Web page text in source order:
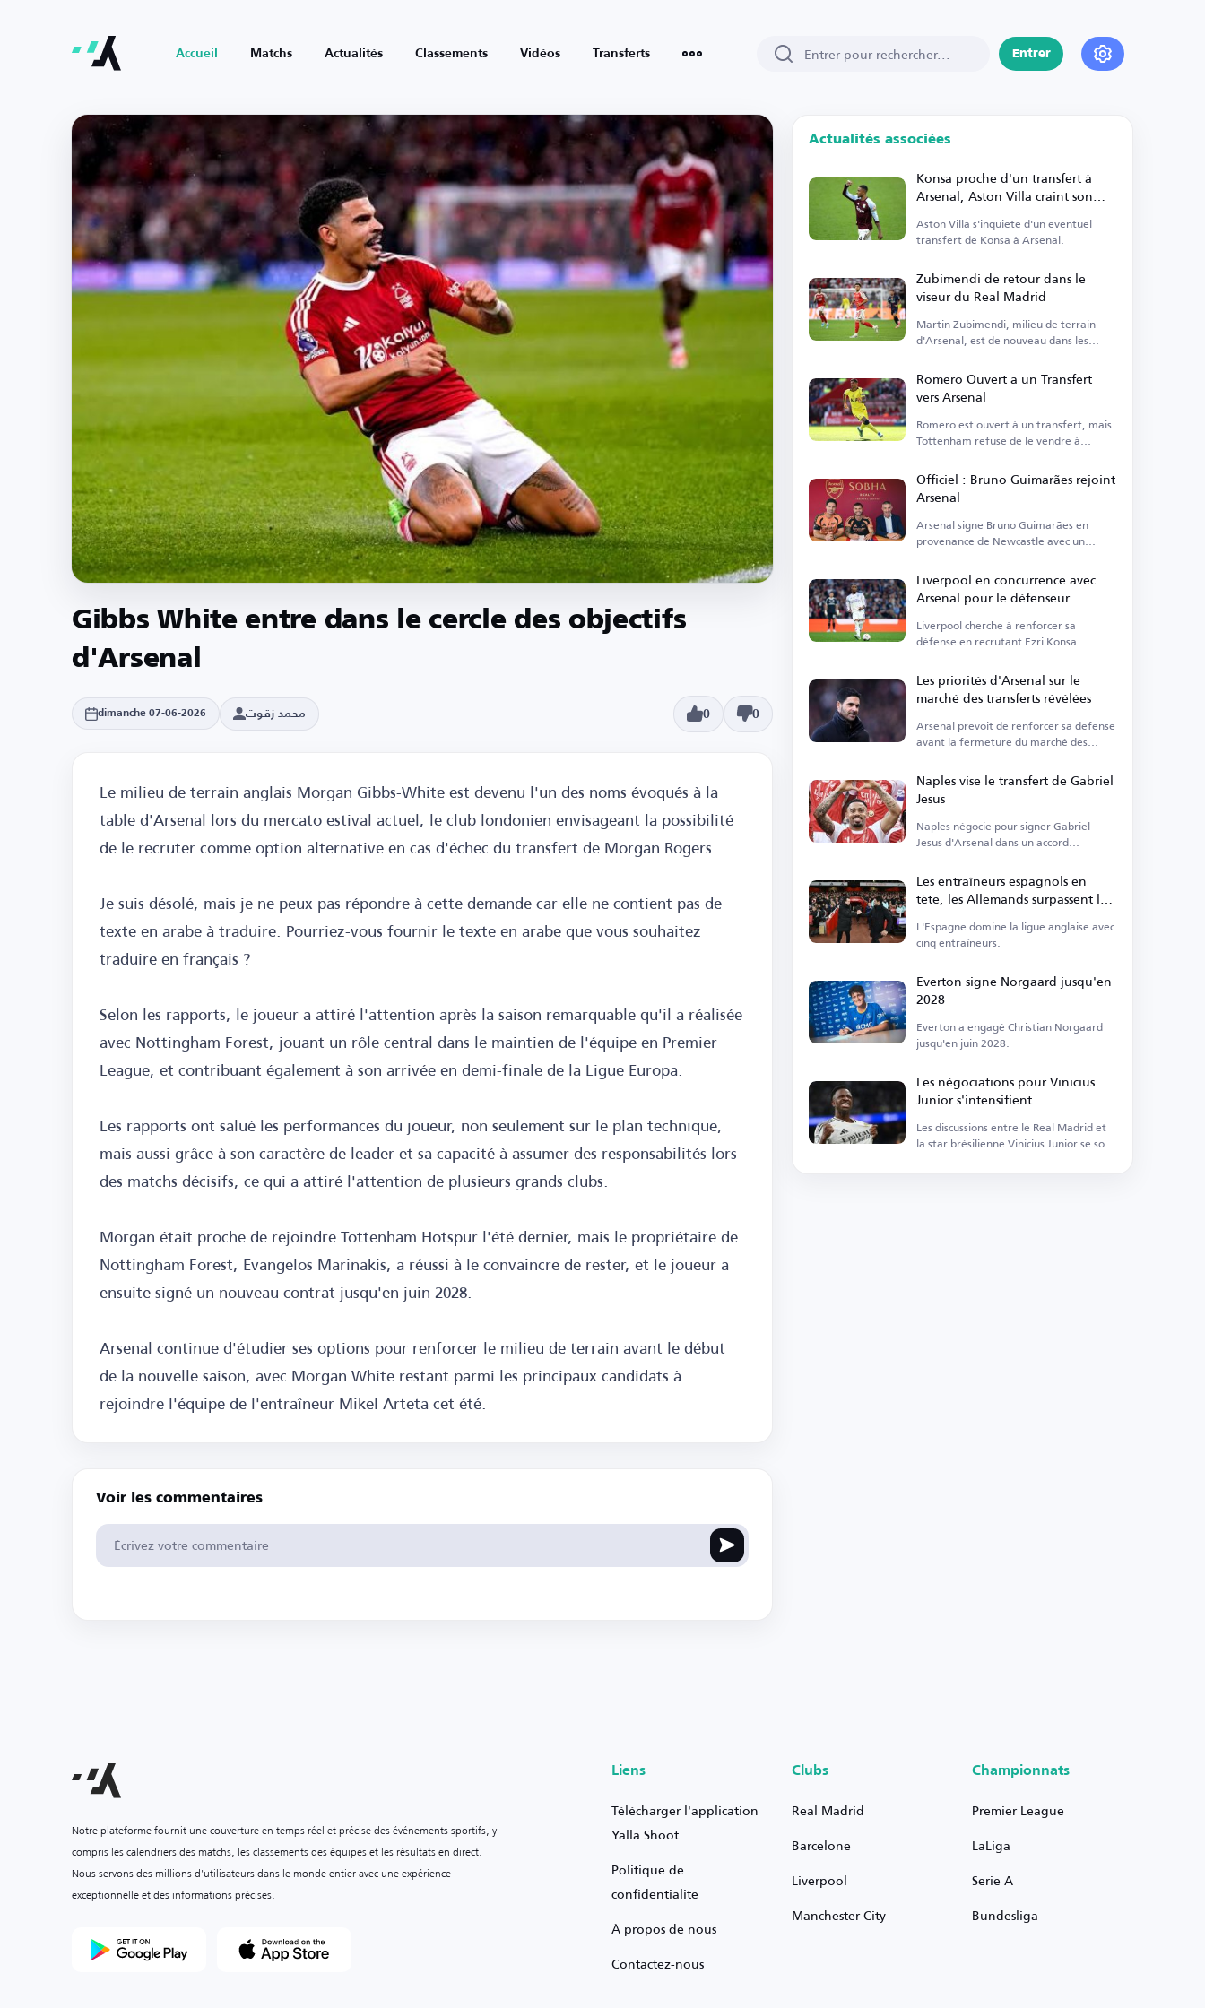
Accueil Matchs Actualités Classements Vidéos Transferts Entrer
Gibbs White entre dans le cercle des objectifs
d'Arsenal
dimanche 07-06-2026 محمد زقوت 0 0
Le milieu de terrain anglais Morgan Gibbs-White est devenu l'un des noms évoqués à la
table d'Arsenal lors du mercato estival actuel, le club londonien envisageant la possibilité
de le recruter comme option alternative en cas d'échec du transfert de Morgan Rogers.
Je suis désolé, mais je ne peux pas répondre à cette demande car elle ne contient pas de
texte en arabe à traduire. Pourriez-vous fournir le texte en arabe que vous souhaitez
traduire en français ?
Selon les rapports, le joueur a attiré l'attention après la saison remarquable qu'il a réalisée
avec Nottingham Forest, jouant un rôle central dans le maintien de l'équipe en Premier
League, et contribuant également à son arrivée en demi-finale de la Ligue Europa.
Les rapports ont salué les performances du joueur, non seulement sur le plan technique,
mais aussi grâce à son caractère de leader et sa capacité à assumer des responsabilités lors
des matchs décisifs, ce qui a attiré l'attention de plusieurs grands clubs.
Morgan était proche de rejoindre Tottenham Hotspur l'été dernier, mais le propriétaire de
Nottingham Forest, Evangelos Marinakis, a réussi à le convaincre de rester, et le joueur a
ensuite signé un nouveau contrat jusqu'en juin 2028.
Arsenal continue d'étudier ses options pour renforcer le milieu de terrain avant le début
de la nouvelle saison, avec Morgan White restant parmi les principaux candidats à
rejoindre l'équipe de l'entraîneur Mikel Arteta cet été.
Voir les commentaires
Actualités associées
Konsa proche d'un transfert à
Arsenal, Aston Villa craint son
Aston Villa s'inquiète d'un éventuel
transfert de Konsa à Arsenal.
Zubimendi de retour dans le
viseur du Real Madrid
Martin Zubimendi, milieu de terrain
d'Arsenal, est de nouveau dans les
Romero Ouvert à un Transfert
vers Arsenal
Romero est ouvert à un transfert, mais
Tottenham refuse de le vendre à
Officiel : Bruno Guimarães rejoint
Arsenal
Arsenal signe Bruno Guimarães en
provenance de Newcastle avec un
Liverpool en concurrence avec
Arsenal pour le défenseur
d'Aston Villa
Liverpool cherche à renforcer sa
défense en recrutant Ezri Konsa.
Les priorités d'Arsenal sur le
marché des transferts révélées
Arsenal prévoit de renforcer sa défense
avant la fermeture du marché des
Naples vise le transfert de Gabriel
Jesus
Naples négocie pour signer Gabriel
Jesus d'Arsenal dans un accord
Les entraîneurs espagnols en
tête, les Allemands surpassent les
Anglais en Premier League
L'Espagne domine la ligue anglaise avec
cinq entraîneurs.
Everton signe Norgaard jusqu'en
2028
Everton a engagé Christian Norgaard
jusqu'en juin 2028.
Les négociations pour Vinicius
Junior s'intensifient
Les discussions entre le Real Madrid et
la star brésilienne Vinicius Junior se sont
Notre plateforme fournit une couverture en temps réel et précise des événements sportifs, y
compris les calendriers des matchs, les classements des équipes et les résultats en direct.
Nous servons des millions d'utilisateurs dans le monde entier avec une expérience
exceptionnelle et des informations précises.
Liens
Télécharger l'application
Yalla Shoot
Politique de
confidentialité
À propos de nous
Contactez-nous
Clubs
Real Madrid
Barcelone
Liverpool
Manchester City
Championnats
Premier League
LaLiga
Serie A
Bundesliga